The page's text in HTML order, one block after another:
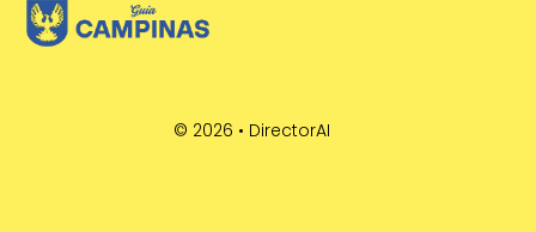
© 2026 • DirectorAI